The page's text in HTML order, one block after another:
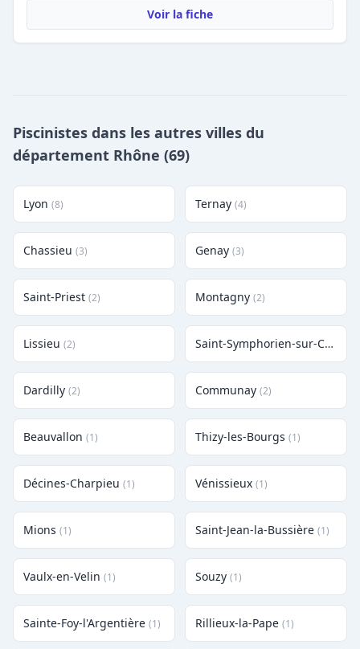
Voir la fiche
Piscinistes dans les autres villes du
département Rhône (69)
Lyon (8) Ternay (4)
Chassieu (3) Genay (3)
Saint-Priest (2) Montagny (2)
Lissieu (2) Saint-Symphorien-sur-Coise
Dardilly (2) Communay (2)
Beauvallon (1) Thizy-les-Bourgs (1)
Décines-Charpieu (1) Vénissieux (1)
Mions (1) Saint-Jean-la-Bussière (1)
Vaulx-en-Velin (1) Souzy (1)
Sainte-Foy-l'Argentière (1) Rillieux-la-Pape (1)